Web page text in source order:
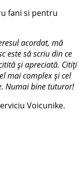
fani si pentru
acordat, mă
este să scriu din ce
şi apreciată. Citiţi
mai complex şi cel
Numai bine tuturor!
Voicunike.